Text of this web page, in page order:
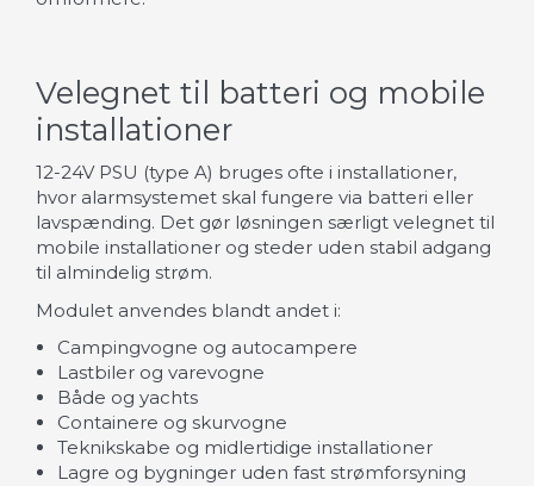
Velegnet til batteri og mobile
installationer
12-24V PSU (type A) bruges ofte i installationer,
hvor alarmsystemet skal fungere via batteri eller
lavspænding. Det gør løsningen særligt velegnet til
mobile installationer og steder uden stabil adgang
til almindelig strøm.
Modulet anvendes blandt andet i:
Campingvogne og autocampere
Lastbiler og varevogne
Både og yachts
Containere og skurvogne
Teknikskabe og midlertidige installationer
Lagre og bygninger uden fast strømforsyning